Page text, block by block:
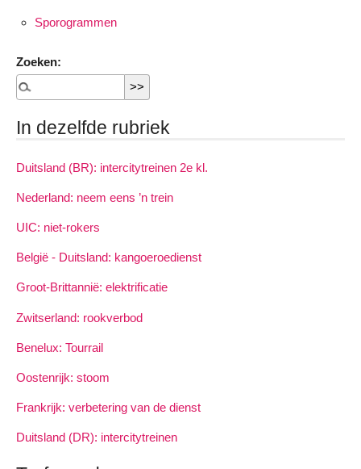
Sporogrammen
Zoeken:
In dezelfde rubriek
Duitsland (BR): intercitytreinen 2e kl.
Nederland: neem eens ’n trein
UIC: niet-rokers
België - Duitsland: kangoeroedienst
Groot-Brittannië: elektrificatie
Zwitserland: rookverbod
Benelux: Tourrail
Oostenrijk: stoom
Frankrijk: verbetering van de dienst
Duitsland (DR): intercitytreinen